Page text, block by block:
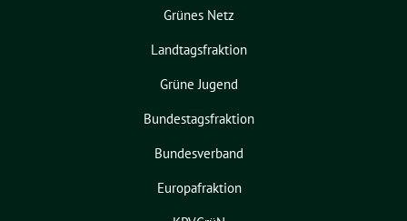
Grünes Netz
Landtagsfraktion
Grüne Jugend
Bundestagsfraktion
Bundesverband
Europafraktion